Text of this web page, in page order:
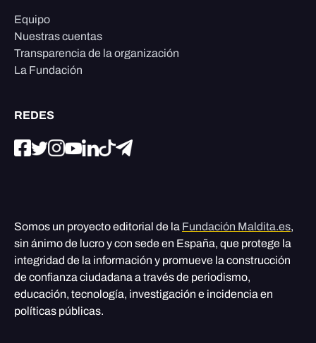
Equipo
Nuestras cuentas
Transparencia de la organización
La Fundación
REDES
Somos un proyecto editorial de la Fundación Maldita.es,
sin ánimo de lucro y con sede en España, que protege la
integridad de la información y promueve la construcción
de confianza ciudadana a través de periodismo,
educación, tecnología, investigación e incidencia en
políticas públicas.